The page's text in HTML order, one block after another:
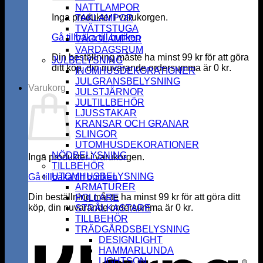
Inga produkter i varukorgen.
Gå tillbaka till butiken
Din beställning måste ha minst99 kr för att göra
ditt köp, din nuvarande ordersumma är 0 kr.
Varukorg
Inga produkter i varukorgen.
Gå tillbaka till butiken
Din beställning måste ha minst99 kr för att göra ditt
köp, din nuvarande ordersumma är 0 kr.
NATTLAMPOR
TAKLAMPOR
TVÄTTSTUGA
VÄGGLAMPOR
VARDAGSRUM
JULBELYSNING
INOMHUSDEKORATIONER
JULGRANSBELYSNING
JULSTJÄRNOR
JULTILLBEHÖR
LJUSSTAKAR
KRANSAR OCH GRANAR
SLINGOR
UTOMHUSDEKORATIONER
NÖDBELYSNING
TILLBEHÖR
UTOMHUSBELYSNING
ARMATURER
POLLARE
STRÅLKASTARE
TILLBEHÖR
TRÄDGÅRDSBELYSNING
DESIGNLIGHT
HAMMARLUNDA
LIGHTSON